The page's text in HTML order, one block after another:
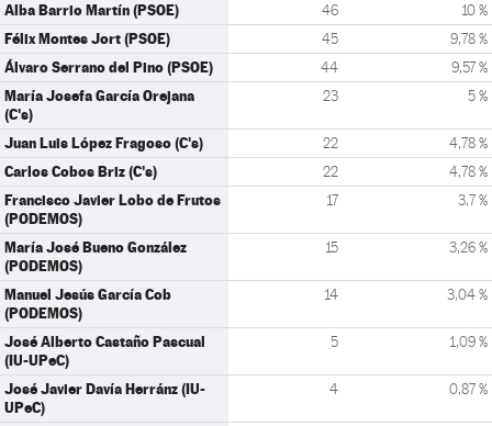
Alba Barrio Martín (PSOE) 46 10 %
Félix Montes Jort (PSOE) 45 9,78 %
Álvaro Serrano del Pino (PSOE) 44 9,57 %
María Josefa García Orejana
(C's)
23 5 %
Juan Luis López Fragoso (C's) 22 4,78 %
Carlos Cobos Briz (C's) 22 4,78 %
Francisco Javier Lobo de Frutos
(PODEMOS)
17 3,7 %
María José Bueno González
(PODEMOS)
15 3,26 %
Manuel Jesús García Cob
(PODEMOS)
14 3,04 %
José Alberto Castaño Pascual
(IU-UPeC)
5 1,09 %
José Javier Davía Herránz (IU-
UPeC)
4 0,87 %